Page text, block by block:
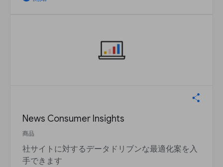
News Consumer Insights
商品
社サイトに対するデータドリブンな最適化案を入
手できます